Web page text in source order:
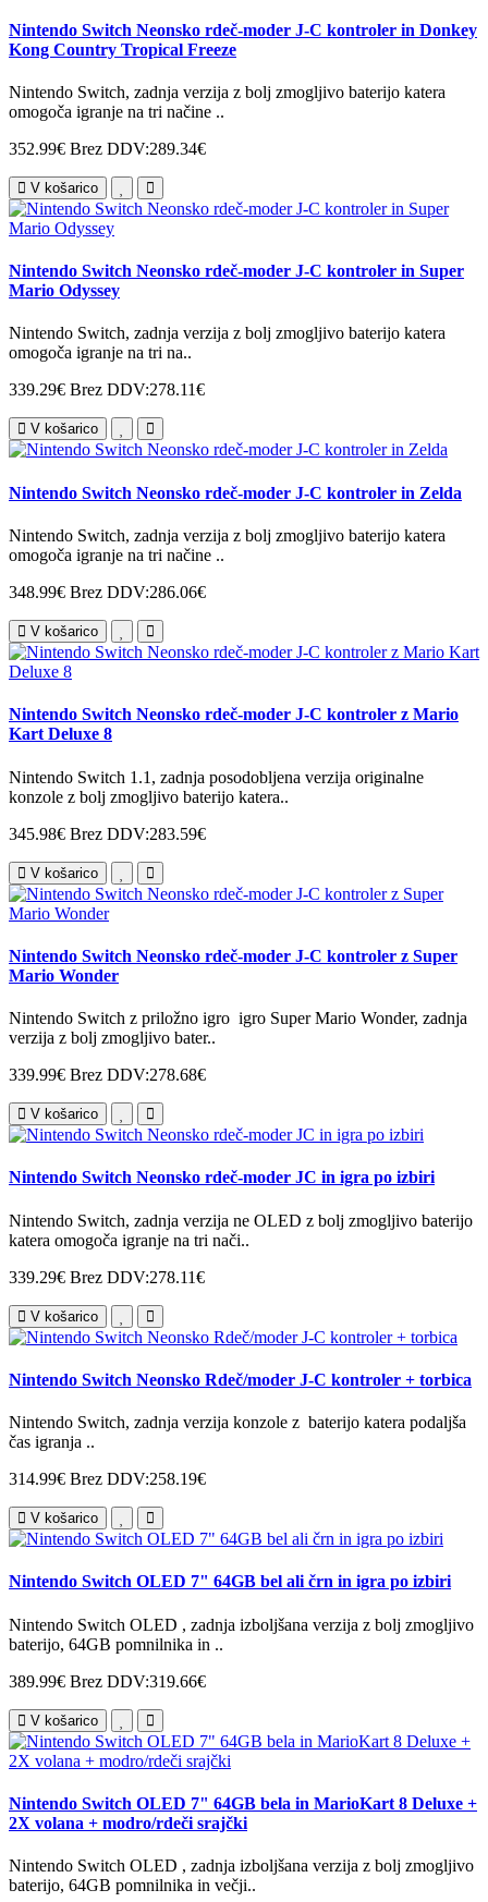
Nintendo Switch Neonsko rdeč-moder J-C kontroler in Donkey
Kong Country Tropical Freeze
Nintendo Switch, zadnja verzija z bolj zmogljivo baterijo katera
omogoča igranje na tri načine ..
352.99€ Brez DDV:289.34€
V košarico
Nintendo Switch Neonsko rdeč-moder J-C kontroler in Super
Mario Odyssey
Nintendo Switch, zadnja verzija z bolj zmogljivo baterijo katera
omogoča igranje na tri na..
339.29€ Brez DDV:278.11€
V košarico
Nintendo Switch Neonsko rdeč-moder J-C kontroler in Zelda
Nintendo Switch, zadnja verzija z bolj zmogljivo baterijo katera
omogoča igranje na tri načine ..
348.99€ Brez DDV:286.06€
V košarico
Nintendo Switch Neonsko rdeč-moder J-C kontroler z Mario
Kart Deluxe 8
Nintendo Switch 1.1, zadnja posodobljena verzija originalne
konzole z bolj zmogljivo baterijo katera..
345.98€ Brez DDV:283.59€
V košarico
Nintendo Switch Neonsko rdeč-moder J-C kontroler z Super
Mario Wonder
Nintendo Switch z priložno igro igro Super Mario Wonder, zadnja
verzija z bolj zmogljivo bater..
339.99€ Brez DDV:278.68€
V košarico
Nintendo Switch Neonsko rdeč-moder JC in igra po izbiri
Nintendo Switch, zadnja verzija ne OLED z bolj zmogljivo baterijo
katera omogoča igranje na tri nači..
339.29€ Brez DDV:278.11€
V košarico
Nintendo Switch Neonsko Rdeč/moder J-C kontroler + torbica
Nintendo Switch, zadnja verzija konzole z baterijo katera podaljša
čas igranja ..
314.99€ Brez DDV:258.19€
V košarico
Nintendo Switch OLED 7" 64GB bel ali črn in igra po izbiri
Nintendo Switch OLED , zadnja izboljšana verzija z bolj zmogljivo
baterijo, 64GB pomnilnika in ..
389.99€ Brez DDV:319.66€
V košarico
Nintendo Switch OLED 7" 64GB bela in MarioKart 8 Deluxe +
2X volana + modro/rdeči srajčki
Nintendo Switch OLED , zadnja izboljšana verzija z bolj zmogljivo
baterijo, 64GB pomnilnika in večji..